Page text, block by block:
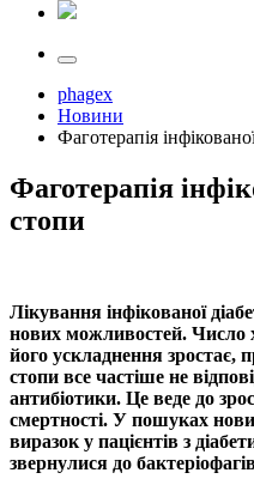
phagex
Новини
Фаготерапія
Фаготерапія
стопи
Лікування інфікованої
нових можливостей. Число
його ускладнення зростає,
стопи все частіше не
антибіотики. Це веде до
смертності. У пошуках
виразок у пацієнтів з
звернулися до